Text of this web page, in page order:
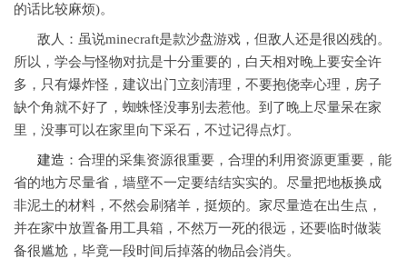
的话比较麻烦)。
敌人：虽说minecraft是款沙盘游戏，但敌人还是很凶残的。
所以，学会与怪物对抗是十分重要的，白天相对晚上要安全许
多，只有爆炸怪，建议出门立刻清理，不要抱侥幸心理，房子
缺个角就不好了，蜘蛛怪没事别去惹他。到了晚上尽量呆在家
里，没事可以在家里向下采石，不过记得点灯。
建造 ：合理的采集资源很重要，合理的利用资源更重要，能
省的地方尽量省，墙壁不一定要结结实实的。尽量把地板换成
非泥土的材料，不然会刷猪羊，挺烦的。家尽量造在出生点，
并在家中放置备用工具箱，不然万一死的很远，还要临时做装
备很尴尬，毕竟一段时间后掉落的物品会消失。